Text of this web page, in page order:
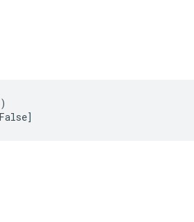
False]